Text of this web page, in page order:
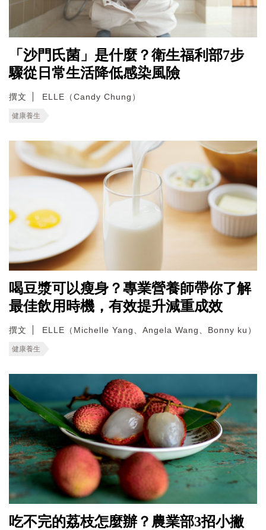
「沙門氏菌」是什麼？衛生福利部7步
驟從日常生活降低感染風險
撰文 ELLE（Candy Chung）
健康養生
喝豆漿可以瘦身？專業營養師帶你了解
最佳飲用時機，有效提升減重成效
撰文 ELLE（Michelle Yang、Angela Wang、Bonny ku）
健康養生
吃不完的荔枝怎麼辦？農業部3招小撇